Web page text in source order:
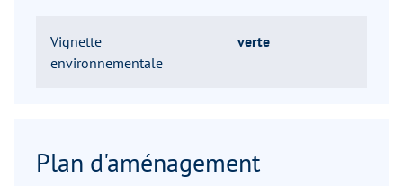
Vignette
environnementale
verte
Plan d'aménagement